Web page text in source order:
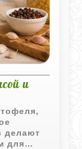
и
делают
для